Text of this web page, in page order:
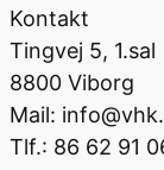
Kontakt
Tingvej 5, 1.sal
8800 Viborg
Mail:
Tlf.: 86 62 91